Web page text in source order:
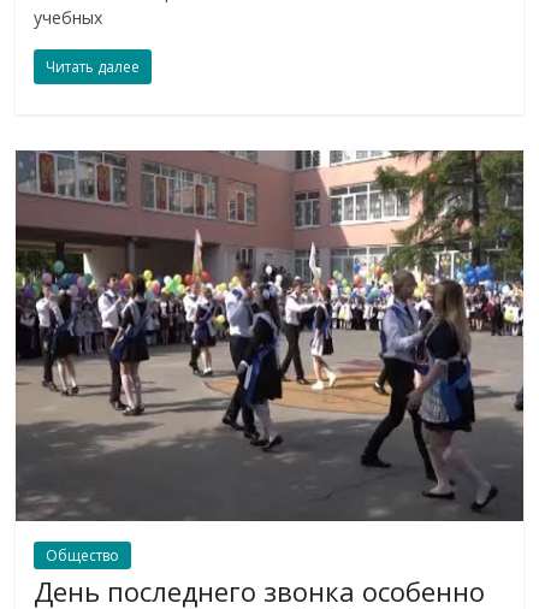
учебных
Читать далее
Общество
День последнего звонка особенно